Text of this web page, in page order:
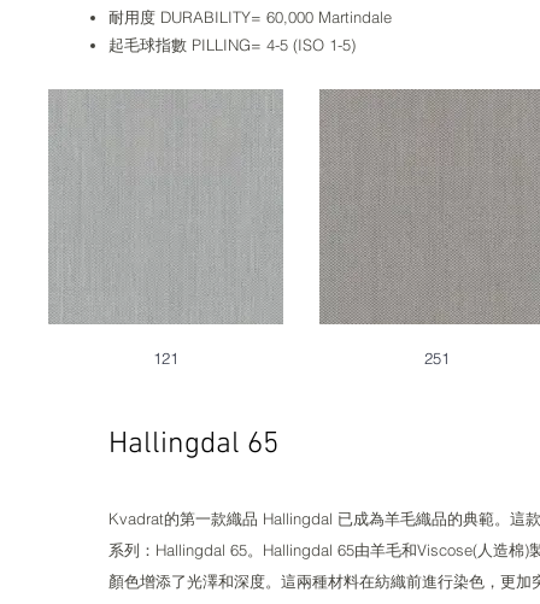
耐用度 DURABILITY= 60,000 Martindale
起毛球指數 PILLING= 4-5 (ISO 1-5)
121 251
Hallingdal 65
Kvadrat的第一款織品 Hallingdal 已成為羊毛織品的典範。這
系列：Hallingdal 65。Hallingdal 65由羊毛和Viscose(人造棉
顏色增添了光澤和深度。這兩種材料在紡織前進行染色，更加